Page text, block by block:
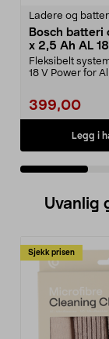
Ladere og
Bosch batteri
x 2,5 Ah AL
Fleksibelt
18 V Power for
399,00
Legg i
Uvanlig
Sjekk prisen